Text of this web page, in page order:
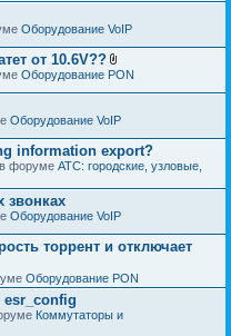
Оборудование VoIP
от 10.6V??
В
о
е
н
и
я
Оборудование PON
Оборудование VoIP
information export?
форуме АТС: городские, узловые,
звонках
Оборудование VoIP
торрент и отключает
Оборудование PON
Коммутаторы и